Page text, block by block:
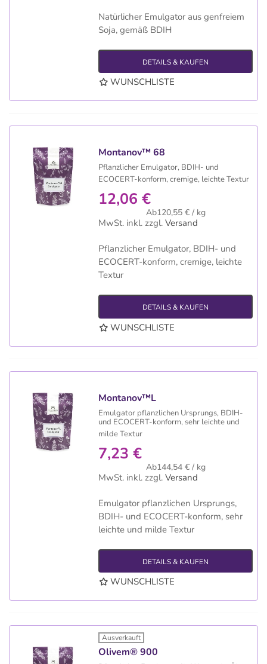
Natürlicher Emulgator aus genfreiem
Soja, gemäß BDIH
DETAILS & KAUFEN
WUNSCHLISTE
Montanov™ 68
Pflanzlicher Emulgator, BDIH- und
ECOCERT-konform, cremige, leichte Textur
12,06 €
Ab120,55 € / kg
MwSt. inkl. zzgl. Versand
Pflanzlicher Emulgator, BDIH- und
ECOCERT-konform, cremige, leichte
Textur
DETAILS & KAUFEN
WUNSCHLISTE
Montanov™L
Emulgator pflanzlichen Ursprungs, BDIH-
und ECOCERT-konform, sehr leichte und
milde Textur
7,23 €
Ab144,54 € / kg
MwSt. inkl. zzgl. Versand
Emulgator pflanzlichen Ursprungs,
BDIH- und ECOCERT-konform, sehr
leichte und milde Textur
DETAILS & KAUFEN
WUNSCHLISTE
Ausverkauft
Olivem® 900